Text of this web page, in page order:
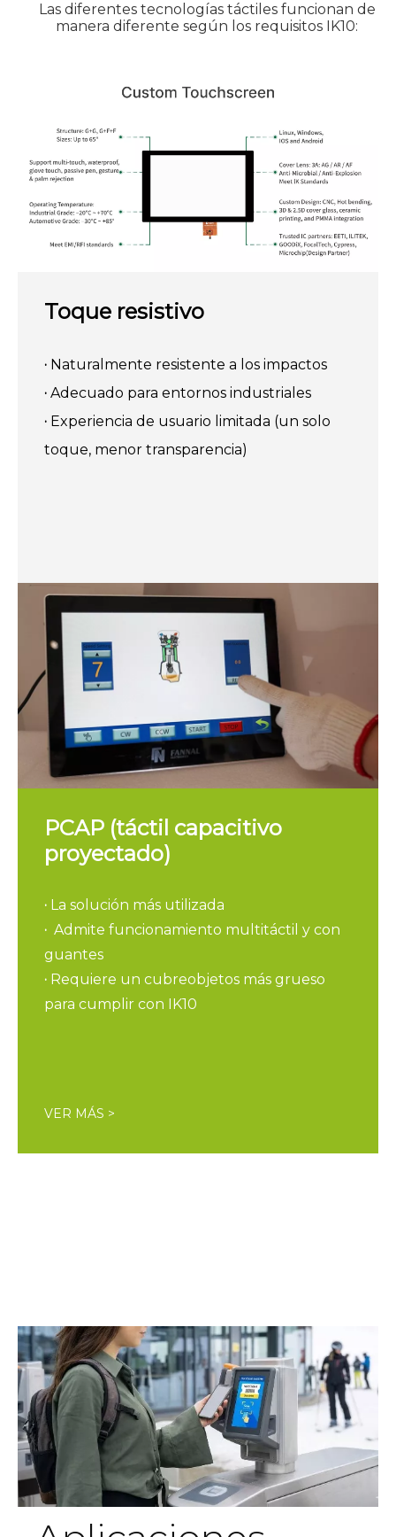
Las diferentes tecnologías táctiles funcionan de
manera diferente según los requisitos IK10:
Toque resistivo
· Naturalmente resistente a los impactos
· Adecuado para entornos industriales
· Experiencia de usuario limitada (un solo
toque, menor transparencia)
PCAP (táctil capacitivo
proyectado)
· La solución más utilizada
· Admite funcionamiento multitáctil y con
guantes
· Requiere un cubreobjetos más grueso
para cumplir con IK10
VER MÁS >